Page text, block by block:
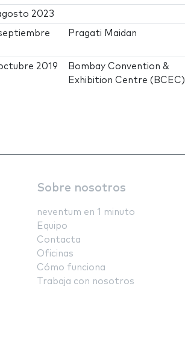
2023
Pragati Maidan
2019
Bombay Convention &
Exhibition Centre (BCEC)
Sobre nosotros
neventum en 1 minuto
Equipo
Contacta
Oficinas
Cómo funciona
Trabaja con nosotros